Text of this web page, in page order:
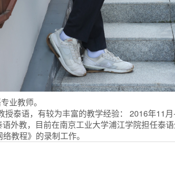
业教师。
泰语，有较为丰富的教学经验： 2016年11
外教，目前在南京工业大学浦江学院担任泰
教程》的录制工作。